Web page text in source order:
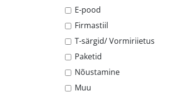
E-pood
Firmastiil
T-särgid/ Vormiriietus
Paketid
Nõustamine
Muu